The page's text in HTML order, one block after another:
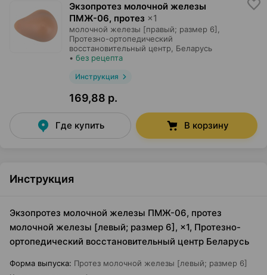
Экзопротез молочной железы
ПМЖ-06, протез ×1
молочной железы [правый; размер 6],
Протезно-ортопедический
восстановительный центр , Беларусь
• без рецепта
Инструкция
169,88 р.
Где купить В корзину
Инструкция
Экзопротез молочной железы ПМЖ-06, протез
молочной железы [левый; размер 6], ×1, Протезно-
ортопедический восстановительный центр Беларусь
Форма выпуска: Протез молочной железы [левый; размер 6]